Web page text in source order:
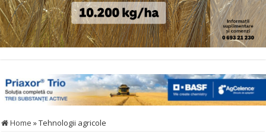
Home »Tehnologii agricole